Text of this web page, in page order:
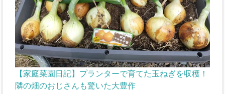
【家庭菜園日記】プランターで育てた玉ねぎを収穫！
隣の畑のおじさんも驚いた大豊作